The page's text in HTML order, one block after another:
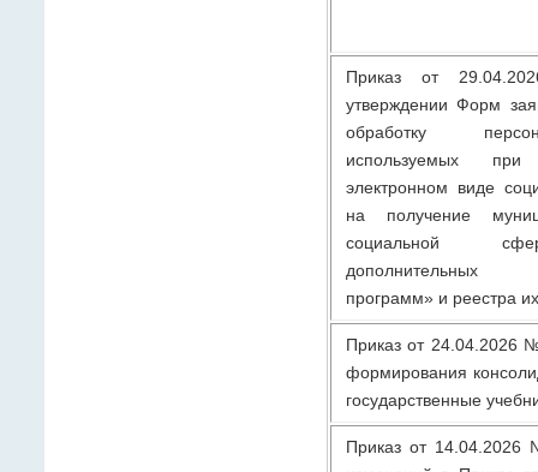
Приказ от
утверждении Форм
обработку
используемых
электронном виде
на получение
социальной
дополнительных
программ» и реестра
Приказ от 24.04.2026
формирования
государственные
Приказ от